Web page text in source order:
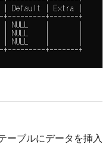
ーブルにデータを挿入